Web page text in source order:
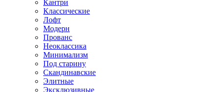
Кантри
Классические
Лофт
Модерн
Прованс
Неоклассика
Минимализм
Под старину
Скандинавские
Элитные
Эксклюзивные